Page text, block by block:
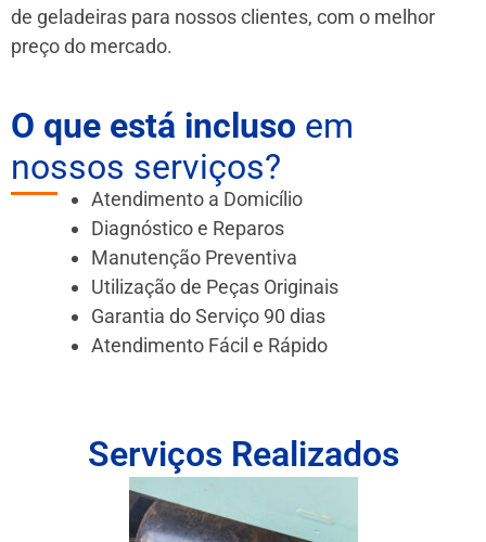
de geladeiras para nossos clientes, com o melhor
preço do mercado.
O que está incluso em
nossos serviços?
Atendimento a Domicílio
Diagnóstico e Reparos
Manutenção Preventiva
Utilização de Peças Originais
Garantia do Serviço 90 dias
Atendimento Fácil e Rápido
Serviços Realizados